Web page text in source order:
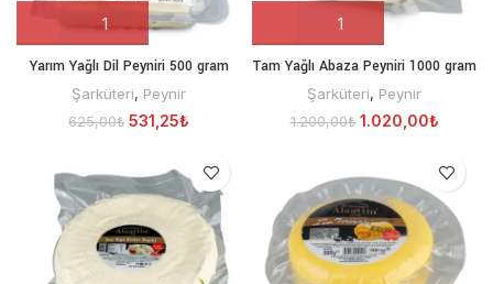
Yarım Yağlı Dil Peyniri 500 gram
Şarküteri, Peynir
625,00₺ 531,25₺
Tam Yağlı Abaza Peyniri 1000 gram
Şarküteri, Peynir
1.200,00₺ 1.020,00₺